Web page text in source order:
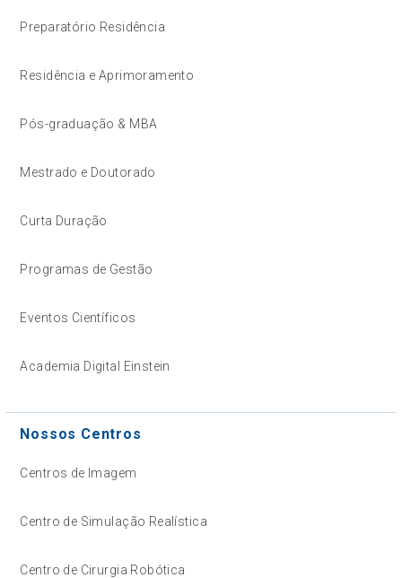
Preparatório Residência
Residência e Aprimoramento
Pós-graduação & MBA
Mestrado e Doutorado
Curta Duração
Programas de Gestão
Eventos Científicos
Academia Digital Einstein
Nossos Centros
Centros de Imagem
Centro de Simulação Realística
Centro de Cirurgia Robótica